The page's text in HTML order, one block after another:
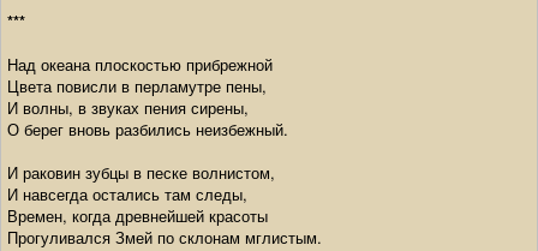
***
Над океана плоскостью прибрежной
Цвета повисли в перламутре пены,
И волны, в звуках пения сирены,
О берег вновь разбились неизбежный.
И раковин зубцы в песке волнистом,
И навсегда остались там следы,
Времен, когда древнейшей красоты
Прогуливался Змей по склонам мглистым.